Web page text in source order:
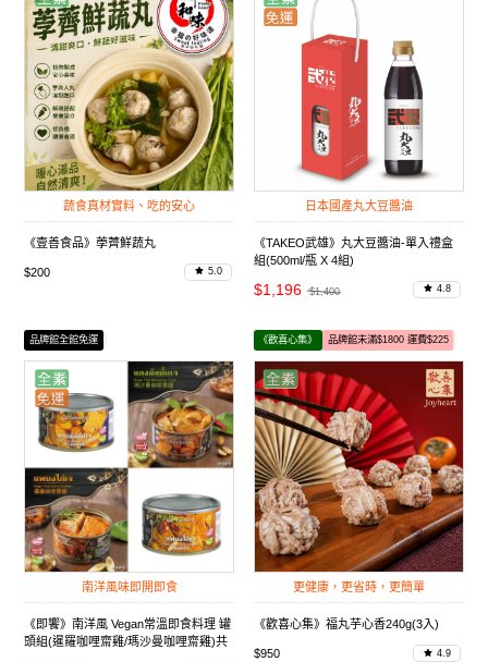
蔬食真材實料、吃的安心
《壹善食品》荸薺鮮蔬丸
$200 5.0
日本國產丸大豆醬油
《TAKEO武雄》丸大豆醬油-單入禮盒
組(500ml/瓶 X 4組)
$1,196 $1,400 4.8
品牌館全館免運
南洋風味即開即食
《即饗》南洋風 Vegan常溫即食料理 罐
頭組(暹羅咖哩齋雞/瑪沙曼咖哩齋雞)共
《歡喜心集》 品牌館未滿$1800 運費$225
更健康，更省時，更簡單
《歡喜心集》福丸芋心香240g(3入)
$950 4.9